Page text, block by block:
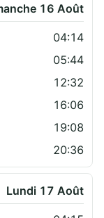
16 Août
04:14
05:44
12:32
16:06
19:08
20:36
Lundi 17 Août